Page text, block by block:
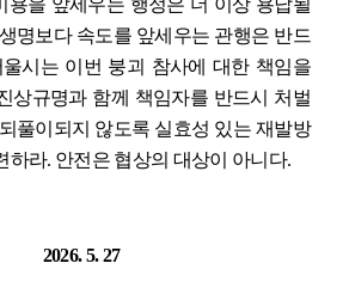
용을 앞세우는 행정은 더 이상 용납될
명보다 속도를 앞세우는 관행은 반드
울시는 이번 붕괴 참사에 대한 책임을
상규명과 함께 책임자를 반드시 처벌
풀이되지 않도록 실효성 있는 재발방
하라. 안전은 협상의 대상이 아니다.
2026. 5. 27